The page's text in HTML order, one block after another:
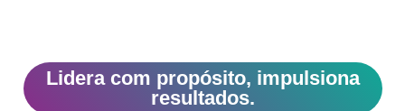
Lidera com propósito, impulsiona
resultados.